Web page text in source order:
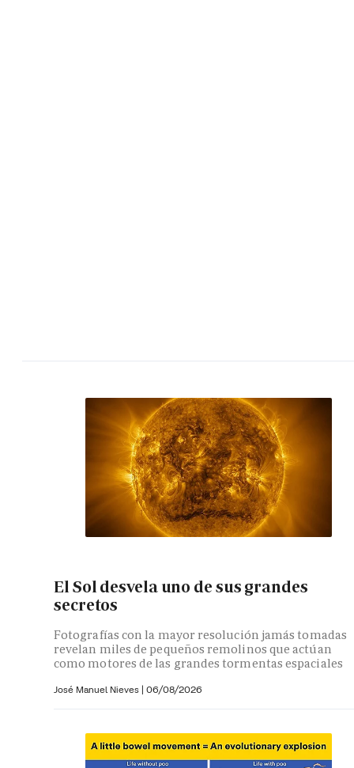
El Sol desvela uno de sus grandes
secretos
Fotografías con la mayor resolución jamás tomadas
revelan miles de pequeños remolinos que actúan
como motores de las grandes tormentas espaciales
José Manuel Nieves | 06/08/2026